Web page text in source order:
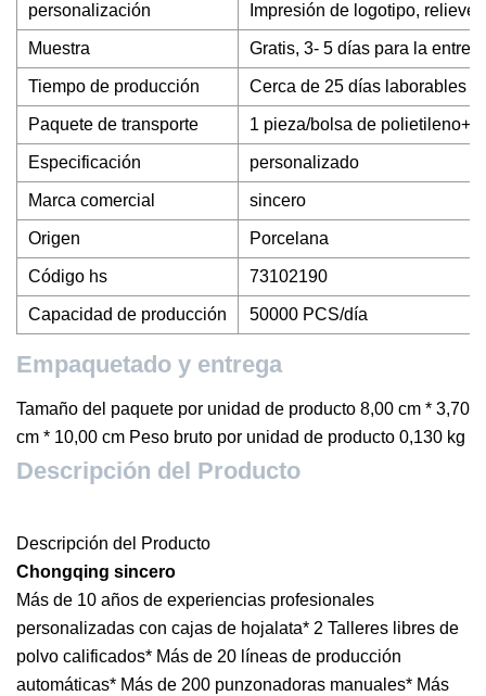
personalización Impresión de logotipo,
Muestra Gratis, 3- 5 días para la
Tiempo de producción Cerca de 25 días laborables
Paquete de transporte 1 pieza/bolsa de
Especificación personalizado
Marca comercial sincero
Origen Porcelana
Código hs 73102190
Capacidad de producción 50000 PCS/día
Empaquetado y entrega
Tamaño del paquete por unidad de producto 8,00 cm * 3,70
cm * 10,00 cm Peso bruto por unidad de producto 0,130 kg
Descripción del Producto
Descripción del Producto
Chongqing sincero
Más de 10 años de experiencias profesionales
personalizadas con cajas de hojalata* 2 Talleres libres de
polvo calificados* Más de 20 líneas de producción
automáticas* Más de 200 punzonadoras manuales* Más